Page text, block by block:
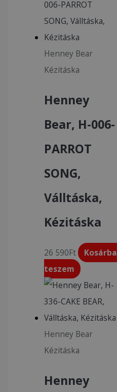
Henney Bear
Kézitáska
Henney
Bear, H-006-
PARROT
SONG,
Válltáska,
Kézitáska
26 590Ft
Kosárba
teszem
Henney Bear
Kézitáska
Henney